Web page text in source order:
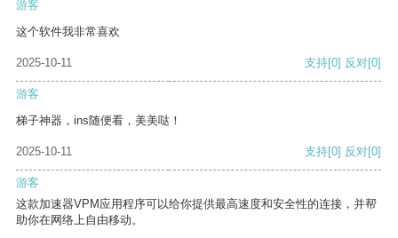
游客
这个软件我非常喜欢
2025-10-11 支持[0] 反对[0]
游客
梯子神器，ins随便看，美美哒！
2025-10-11 支持[0] 反对[0]
游客
这款加速器VPM应用程序可以给你提供最高速度和安全性的连接，并帮
助你在网络上自由移动。